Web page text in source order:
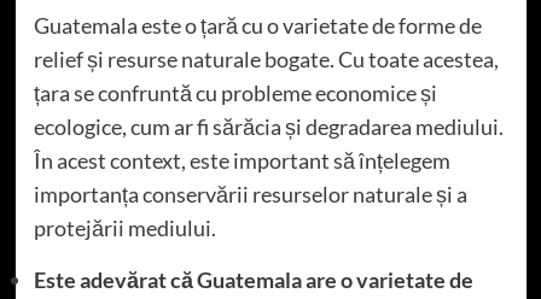
Guatemala este o țară cu o varietate de forme de
relief și resurse naturale bogate. Cu toate acestea,
țara se confruntă cu probleme economice și
ecologice, cum ar fi sărăcia și degradarea mediului.
În acest context, este important să înțelegem
importanța conservării resurselor naturale și a
protejării mediului.
Este adevărat că Guatemala are o varietate de